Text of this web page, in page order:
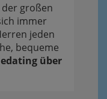
der großen
immer
jeden
bequeme
über